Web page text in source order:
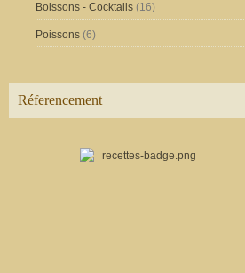
Boissons - Cocktails (16)
Poissons (6)
Réferencement